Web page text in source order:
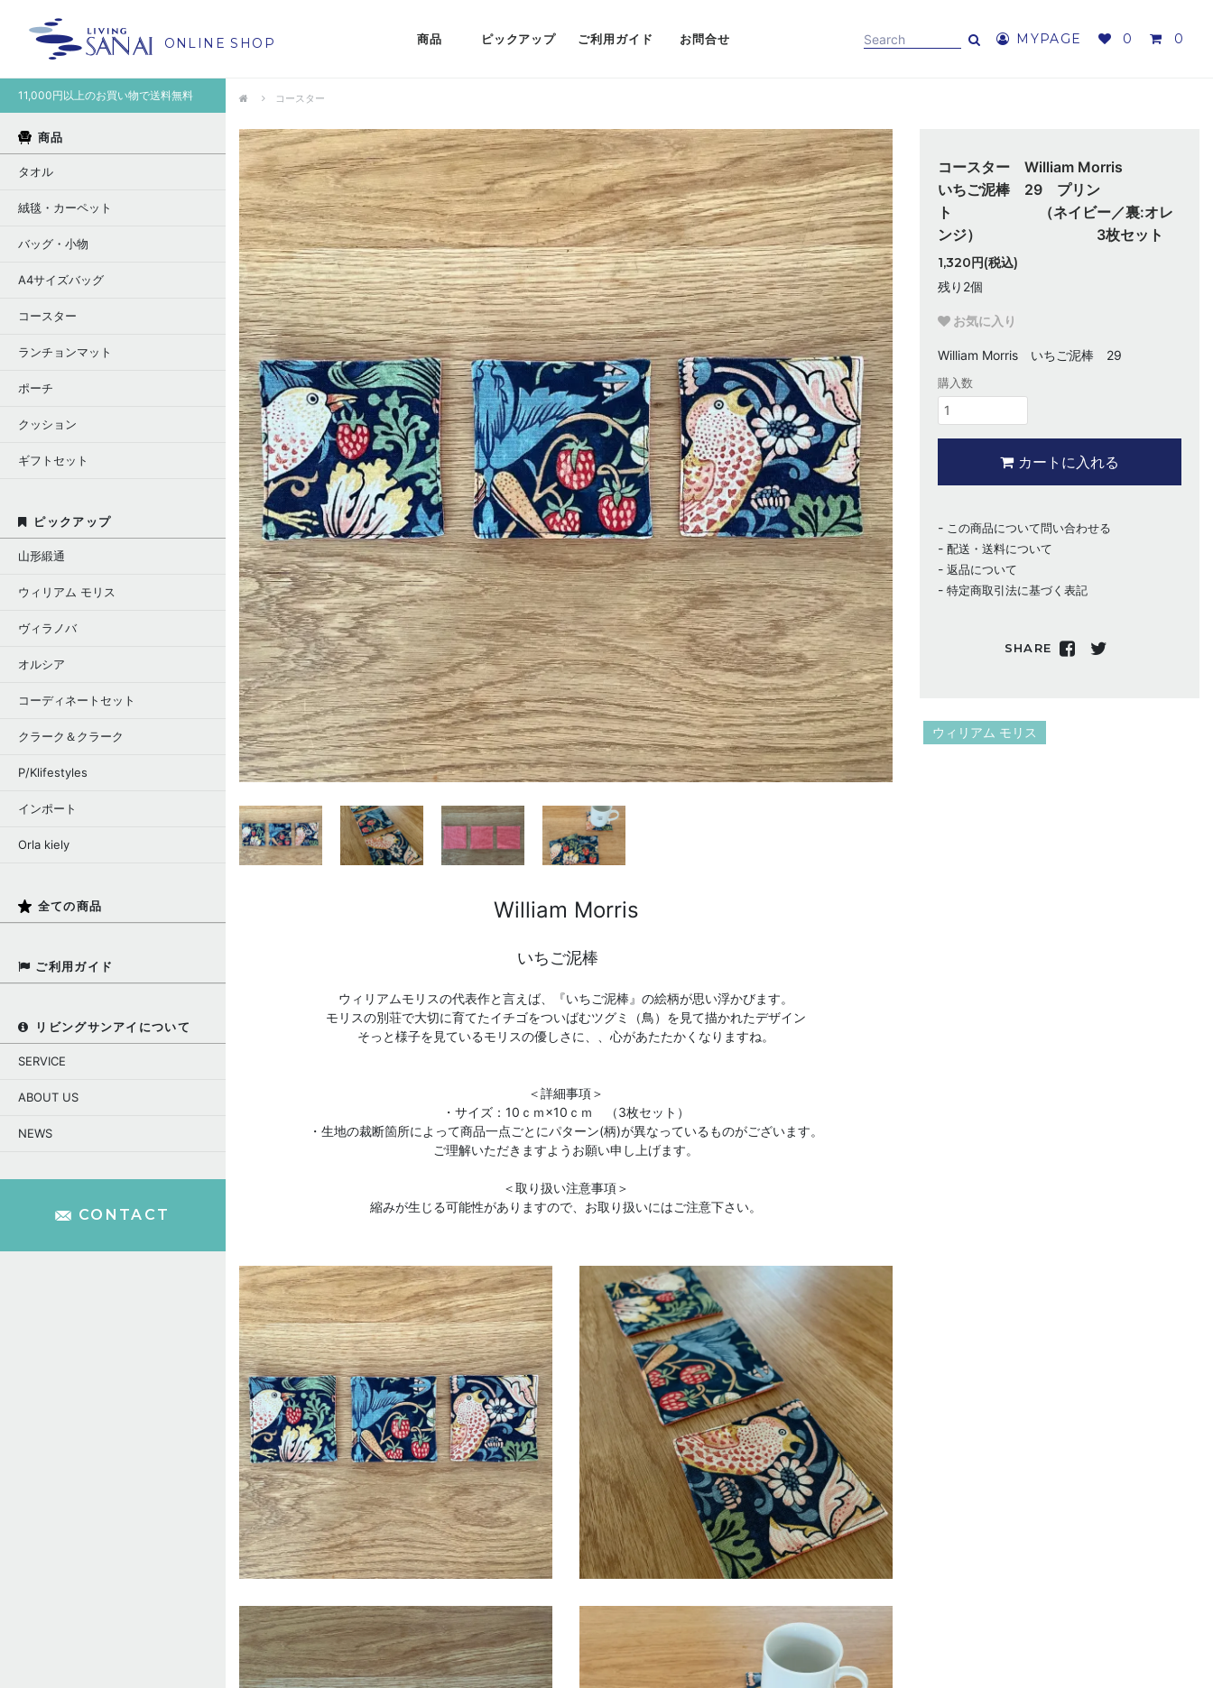
ONLINE SHOP 商品 ピックアップ ご利用ガイド お問合せ MYPAGE 0 0
11,000円以上のお買い物で送料無料
商品
タオル
絨毯・カーペット
バッグ・小物
A4サイズバッグ
コースター
ランチョンマット
ポーチ
クッション
ギフトセット
ピックアップ
山形緞通
ウィリアム モリス
ヴィラノバ
オルシア
コーディネートセット
クラーク＆クラーク
P/Klifestyles
インポート
Orla kiely
全ての商品
ご利用ガイド
リビングサンアイについて
SERVICE
ABOUT US
NEWS
CONTACT
コースター
William Morris
いちご泥棒
ウィリアムモリスの代表作と言えば、『いちご泥棒』の絵柄が思い浮かびます。
モリスの別荘で大切に育てたイチゴをついばむツグミ（鳥）を見て描かれたデザイン
そっと様子を見ているモリスの優しさに、、心があたたかくなりますね。
＜詳細事項＞
・サイズ：10ｃｍ×10ｃｍ （3枚セット）
・生地の裁断箇所によって商品一点ごとにパターン(柄)が異なっているものがございます。
ご理解いただきますようお願い申し上げます。
＜取り扱い注意事項＞
縮みが生じる可能性がありますので、お取り扱いにはご注意下さい。
コースター William Morris
いちご泥棒 29 プリン
ト （ネイビー／裏:オレ
ンジ） 3枚セット
1,320円(税込)
残り2個
お気に入り
William Morris いちご泥棒 29
購入数
カートに入れる
この商品について問い合わせる
配送・送料について
返品について
特定商取引法に基づく表記
SHARE
ウィリアム モリス